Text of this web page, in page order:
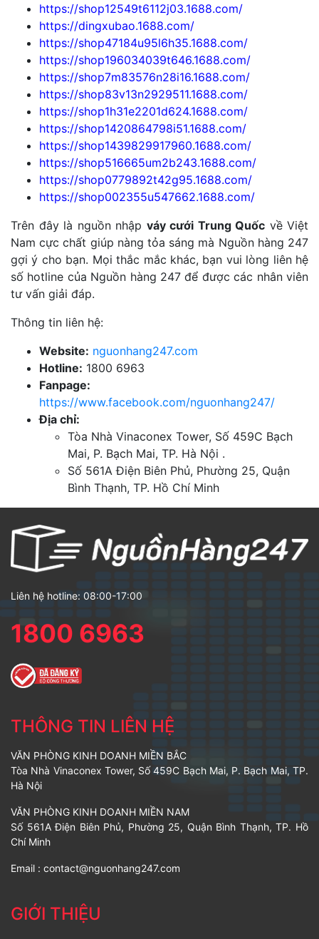
https://shop12549t6112j03.1688.com/
https://dingxubao.1688.com/
https://shop47184u95l6h35.1688.com/
https://shop196034039t646.1688.com/
https://shop7m83576n28i16.1688.com/
https://shop83v13n2929511.1688.com/
https://shop1h31e2201d624.1688.com/
https://shop1420864798i51.1688.com/
https://shop1439829917960.1688.com/
https://shop516665um2b243.1688.com/
https://shop0779892t42g95.1688.com/
https://shop002355u547662.1688.com/
Trên đây là nguồn nhập váy cưới Trung Quốc về Việt
Nam cực chất giúp nàng tỏa sáng mà Nguồn hàng 247
gợi ý cho bạn. Mọi thắc mắc khác, bạn vui lòng liên hệ
số hotline của Nguồn hàng 247 để được các nhân viên
tư vấn giải đáp.
Thông tin liên hệ:
Website: nguonhang247.com
Hotline: 1800 6963
Fanpage:
https://www.facebook.com/nguonhang247/
Địa chỉ:
Tòa Nhà Vinaconex Tower, Số 459C Bạch
Mai, P. Bạch Mai, TP. Hà Nội .
Số 561A Điện Biên Phủ, Phường 25, Quận
Bình Thạnh, TP. Hồ Chí Minh
Liên hệ hotline: 08:00-17:00
1800 6963
THÔNG TIN LIÊN HỆ
VĂN PHÒNG KINH DOANH MIỀN BẮC
Tòa Nhà Vinaconex Tower, Số 459C Bạch Mai, P. Bạch Mai, TP.
Hà Nội
VĂN PHÒNG KINH DOANH MIỀN NAM
Số 561A Điện Biên Phủ, Phường 25, Quận Bình Thạnh, TP. Hồ
Chí Minh
Email : contact@nguonhang247.com
GIỚI THIỆU